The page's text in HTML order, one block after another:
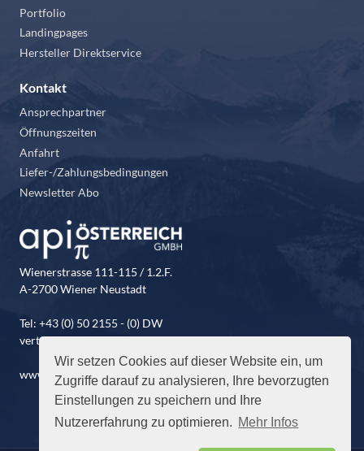
Wir setzen Cookies auf dieser Website ein, um
Zugriffe darauf zu analysieren, Ihre bevorzugten
Einstellungen zu speichern und Ihre
Nutzererfahrung zu optimieren. Mehr Infos
Portfolio
Landingpages
Hersteller Direktservice
Kontakt
Ansprechpartner
Öffnungszeiten
Anfahrt
Liefer-/Zahlungsbedingungen
Newsletter Abo
Wienerstrasse 111-115 / 1.2.F.
A-2700 Wiener Neustadt
Tel: +43 (0) 50 2155 - (0) DW
vertrieb@api-oesterreich.at
www.api-oesterreich.at